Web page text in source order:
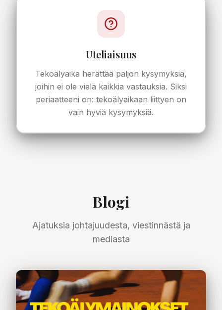
Uteliaisuus
Tekoälyaika herättää paljon kysymyksiä,
joihin ei ole vielä kaikkia vastauksia. Siksi
periaatteeni on: tekoälyaikaan liittyen on
vain hyviä kysymyksiä.
Blogi
Ajatuksia johtajuudesta, viestinnästä ja
mediasta